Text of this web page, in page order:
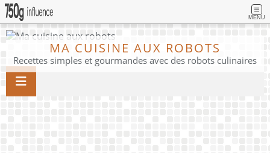
MENU
MA CUISINE AUX ROBOTS
Recettes simples et gourmandes avec des robots culinaires